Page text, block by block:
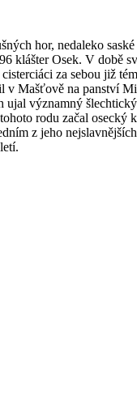
hor, nedaleko
klášter Osek. V době
za sebou již
v Mašťově na panství
ujal významný
rodu začal osecký
z jeho